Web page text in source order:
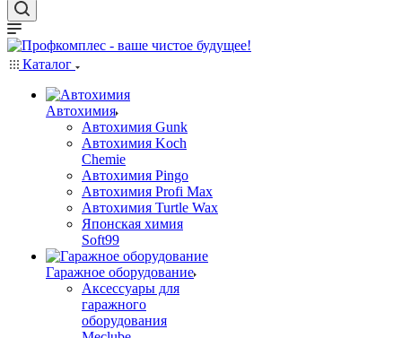
Каталог
Автохимия
Автохимия Gunk
Автохимия Koch
Chemie
Автохимия Pingo
Автохимия Profi Max
Автохимия Turtle Wax
Японская химия
Soft99
Гаражное оборудование
Аксессуары для
гаражного
оборудования